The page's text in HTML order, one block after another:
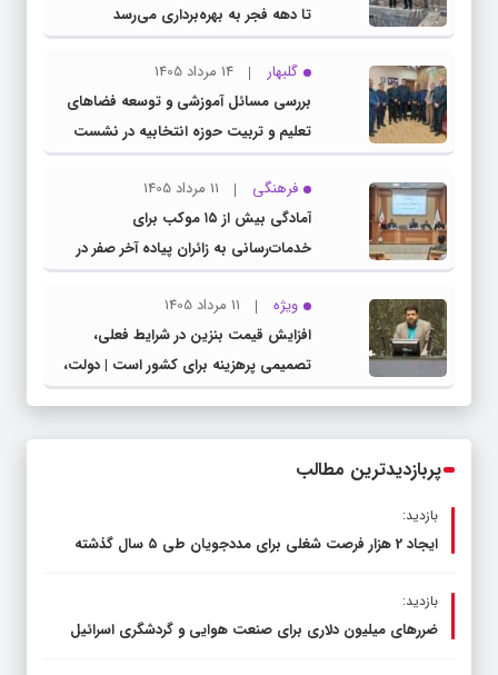
تا دهه فجر به بهره‌برداری می‌رسد
گلبهار
14 مرداد 1405
بررسی مسائل آموزشی و توسعه فضاهای
تعلیم و تربیت حوزه انتخابیه در نشست
مشترک عضو کمیسیون آموزش مجلس با
مدیرکل آموزش و پرورش خراسان رضوی
فرهنگی
11 مرداد 1405
آمادگی بیش از ۱۵ موکب برای
خدمات‌رسانی به زائران پیاده آخر صفر در
شهرستان چناران
ویژه
11 مرداد 1405
افزایش قیمت بنزین در شرایط فعلی،
تصمیمی پرهزینه برای کشور است | دولت،
قاچاق سوخت و عوامل اصلی ناترازی را
پربازدیدترین مطالب
بازدید:
ایجاد 2 هزار فرصت شغلی برای مددجویان طی ۵ سال گذشته
بازدید:
ضررهای میلیون دلاری برای صنعت هوایی و گردشگری اسرائیل